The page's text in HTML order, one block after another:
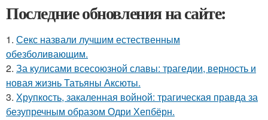
Последние обновления на сайте:
1. Секс назвали лучшим естественным
обезболивающим.
2. За кулисами всесоюзной славы: трагедии, верность и
новая жизнь Татьяны Аксюты.
3. Хрупкость, закаленная войной: трагическая правда за
безупречным образом Одри Хепбёрн.